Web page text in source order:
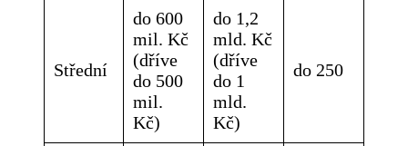
Střední
do 600
mil. Kč
(dříve
do 500
mil.
Kč)
do 1,2
mld. Kč
(dříve
do 1
mld.
Kč)
do 250